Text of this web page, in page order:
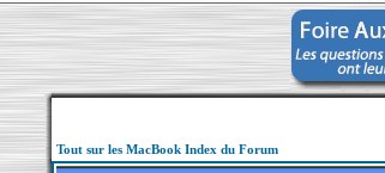
Tout sur les MacBook Index du Forum